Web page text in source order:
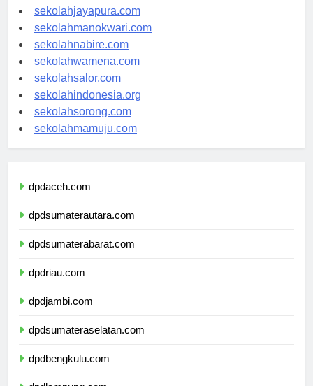
sekolahambon.com
sekolahjayapura.com
sekolahmanokwari.com
sekolahnabire.com
sekolahwamena.com
sekolahsalor.com
sekolahindonesia.org
sekolahsorong.com